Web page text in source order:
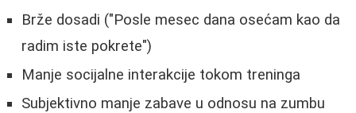
Brže dosadi ("Posle mesec dana osećam kao da
radim iste pokrete")
Manje socijalne interakcije tokom treninga
Subjektivno manje zabave u odnosu na zumbu